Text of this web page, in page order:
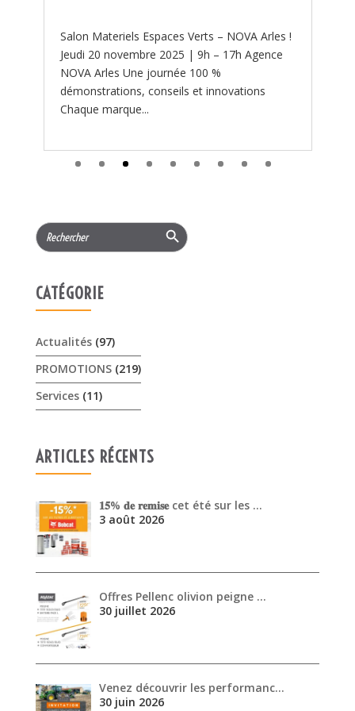
Search Search Button
CATÉGORIE
PROMOTIONS
𝟏𝟓% 𝐝𝐞 𝐫𝐞𝐦𝐢𝐬𝐞 cet été sur les …
3 août 2026
Offres Pellenc olivion peigne …
30 juin 2026
ARCHIVES